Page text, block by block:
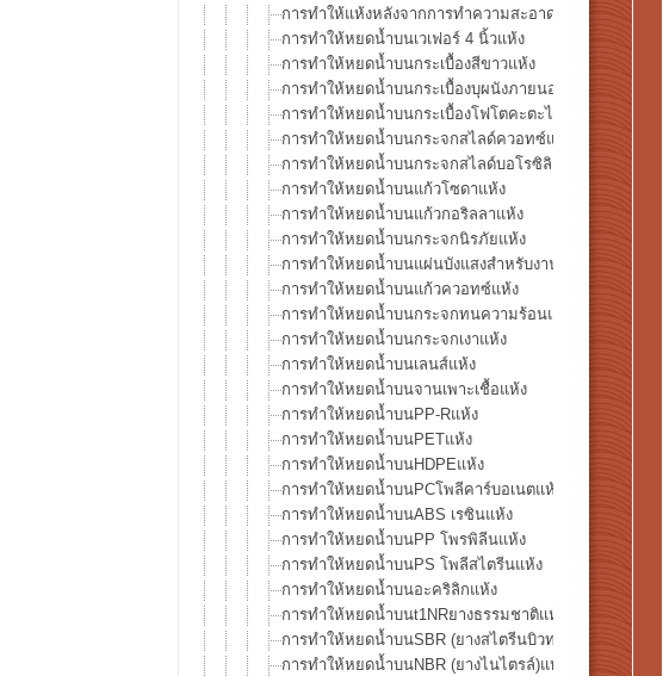
การทำให้แห้งหลังจากการทำความสะอาดเวเฟอร์ซิลิคอน
การทำให้หยดน้ำบนเวเฟอร์ 4 นิ้วแห้ง
การทำให้หยดน้ำบนกระเบื้องสีขาวแห้ง
การทำให้หยดน้ำบนกระเบื้องบุผนังภายนอกแห้ง
การทำให้หยดน้ำบนกระเบื้องโฟโตคะตะไลติกแห้ง
การทำให้หยดน้ำบนกระจกสไลด์ควอทซ์แห้ง
การทำให้หยดน้ำบนกระจกสไลด์บอโรซิลิเกตแห้ง
การทำให้หยดน้ำบนแก้วโซดาแห้ง
การทำให้หยดน้ำบนแก้วกอริลลาแห้ง
การทำให้หยดน้ำบนกระจกนิรภัยแห้ง
การทำให้หยดน้ำบนแผ่นบังแสงสำหรับงานเชื่อมแห้ง
การทำให้หยดน้ำบนแก้วควอทซ์แห้ง
การทำให้หยดน้ำบนกระจกทนความร้อนแห้ง
การทำให้หยดน้ำบนกระจกเงาแห้ง
การทำให้หยดน้ำบนเลนส์แห้ง
การทำให้หยดน้ำบนจานเพาะเชื้อแห้ง
การทำให้หยดน้ำบนPP-Rแห้ง
การทำให้หยดน้ำบนPETแห้ง
การทำให้หยดน้ำบนHDPEแห้ง
การทำให้หยดน้ำบนPCโพลีคาร์บอเนตแห้ง
การทำให้หยดน้ำบนABS เรซินแห้ง
การทำให้หยดน้ำบนPP โพรพิลีนแห้ง
การทำให้หยดน้ำบนPS โพลีสไตรีนแห้ง
การทำให้หยดน้ำบนอะคริลิกแห้ง
การทำให้หยดน้ำบนt1NRยางธรรมชาติแห้ง
การทำให้หยดน้ำบนSBR (ยางสไตรีนบิวทาไดอีน)แห้ง
การทำให้หยดน้ำบนNBR (ยางไนไตรล์)แห้ง